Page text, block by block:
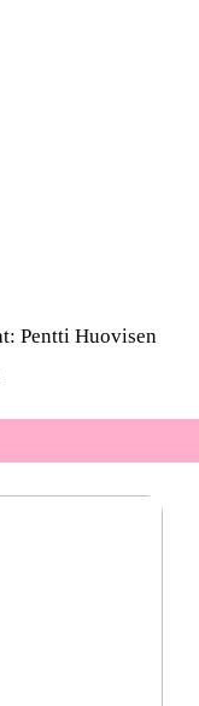
Pentti Huovisen